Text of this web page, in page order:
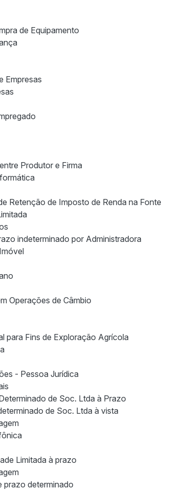
de Equipamento
Empresas
Produtor e Firma
Retenção de Imposto de Renda na Fonte
indeterminado por Administradora
Operações de Câmbio
para Fins de Exploração Agrícola
- Pessoa Jurídica
de Soc. Ltda à Prazo
de Soc. Ltda à vista
Limitada à prazo
prazo determinado